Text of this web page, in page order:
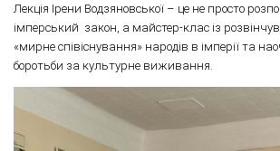
Лекція Ірени Водзяновської – це не просто
імперський закон, а майстер-клас із
«мирне співіснування» народів в імперії та
боротьби за культурне виживання.